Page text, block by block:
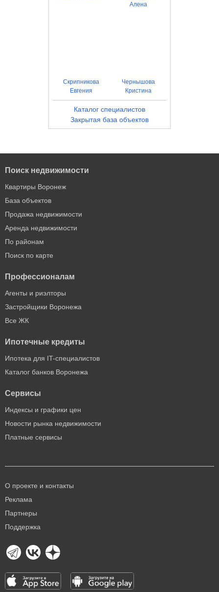
Алена
Скрипникова
Евгения
Чернышова
Кристина
Каталог специалистов
Закрытая база объектов
Поиск недвижимости
Квартиры Воронеж
База объектов
Продажа недвижимости
Аренда недвижимости
По районам
Поиск по карте
Профессионалам
Агенты и риэлторы
Застройщики Воронежа
Все ЖК
Ипотечные кредиты
Ипотека для IT-специалистов
Каталог банков Воронежа
Сервисы
Индексы и графики цен
Новости рынка недвижимости
Платные сервисы
О проекте и контакты
Реклама
Партнеры
Поддержка